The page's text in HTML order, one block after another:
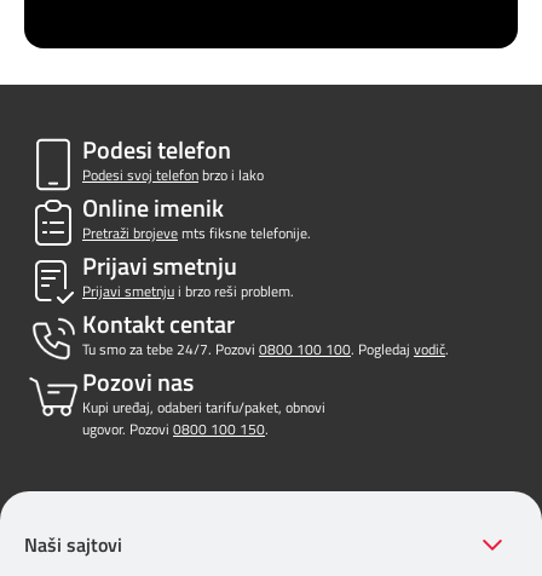
Podesi telefon
Podesi svoj telefonbrzo i lako
Online imenik
Pretraži brojevemts fiksne telefonije.
Prijavi smetnju
Prijavi smetnjui brzo reši problem.
Kontakt centar
Tu smo za tebe 24/7. Pozovi 0800 100 100. Pogledaj vodič.
Pozovi nas
Kupi uređaj, odaberi tarifu/paket, obnovi
ugovor. Pozovi 0800 100 150.
Naši sajtovi